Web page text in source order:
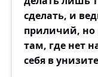
сделать, и
приличий, но
там, где нет
себя в